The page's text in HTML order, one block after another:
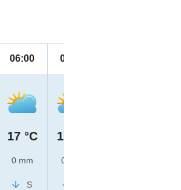
06:00
17 °C
0 mm
S
07:00
17 °C
0 mm